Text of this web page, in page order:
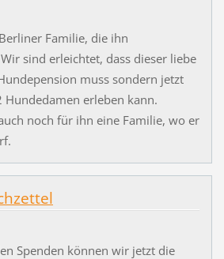
Familie, die ihn
sind erleichtet, dass dieser liebe
muss sondern jetzt
erleben kann.
noch für ihn eine Familie, wo er
Spenden können wir jetzt die